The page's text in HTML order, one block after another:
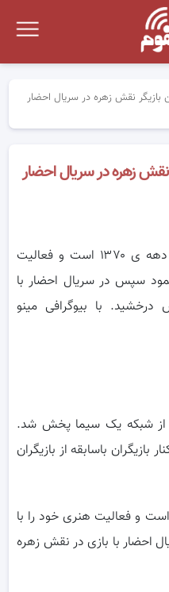
بازیگر نقش زهره در سریال احضار
نقش زهره در سریال احضار
: مینو آذرمگین متولد دهه ی ۱۳۷۰ است و فعالیت
نمود سپس در سریال احضار با
با بیوگرافی مینو
سریال احضار در ماه رمضان ۱۴۰۰ از شبکه یک سیما پخش شد.
بازیگران باسابقه از بازیگران
مینو آذرمگین متولد دهه ی ۱۳۷۰ است و فعالیت هنری خود را با
احضار با بازی در نقش زهره